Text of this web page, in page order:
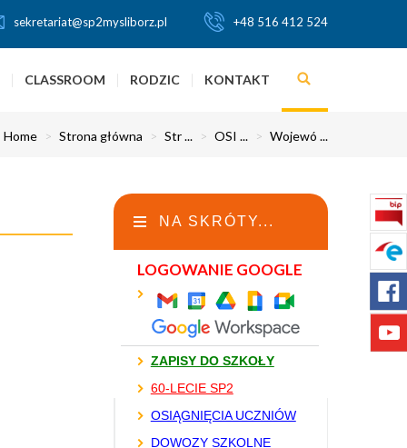
sekretariat@sp2mysliborz.pl +48 516 412 524
CLASSROOM RODZIC KONTAKT
Home > Strona główna > Str ... > OSI ... > Wojewó ...
NA SKRÓTY...
LOGOWANIE GOOGLE
ZAPISY DO SZKOŁY
60-LECIE SP2
OSIĄGNIĘCIA UCZNIÓW
DOWOZY SZKOLNE